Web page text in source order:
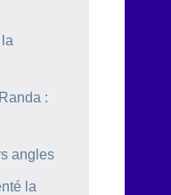
:
angles
la